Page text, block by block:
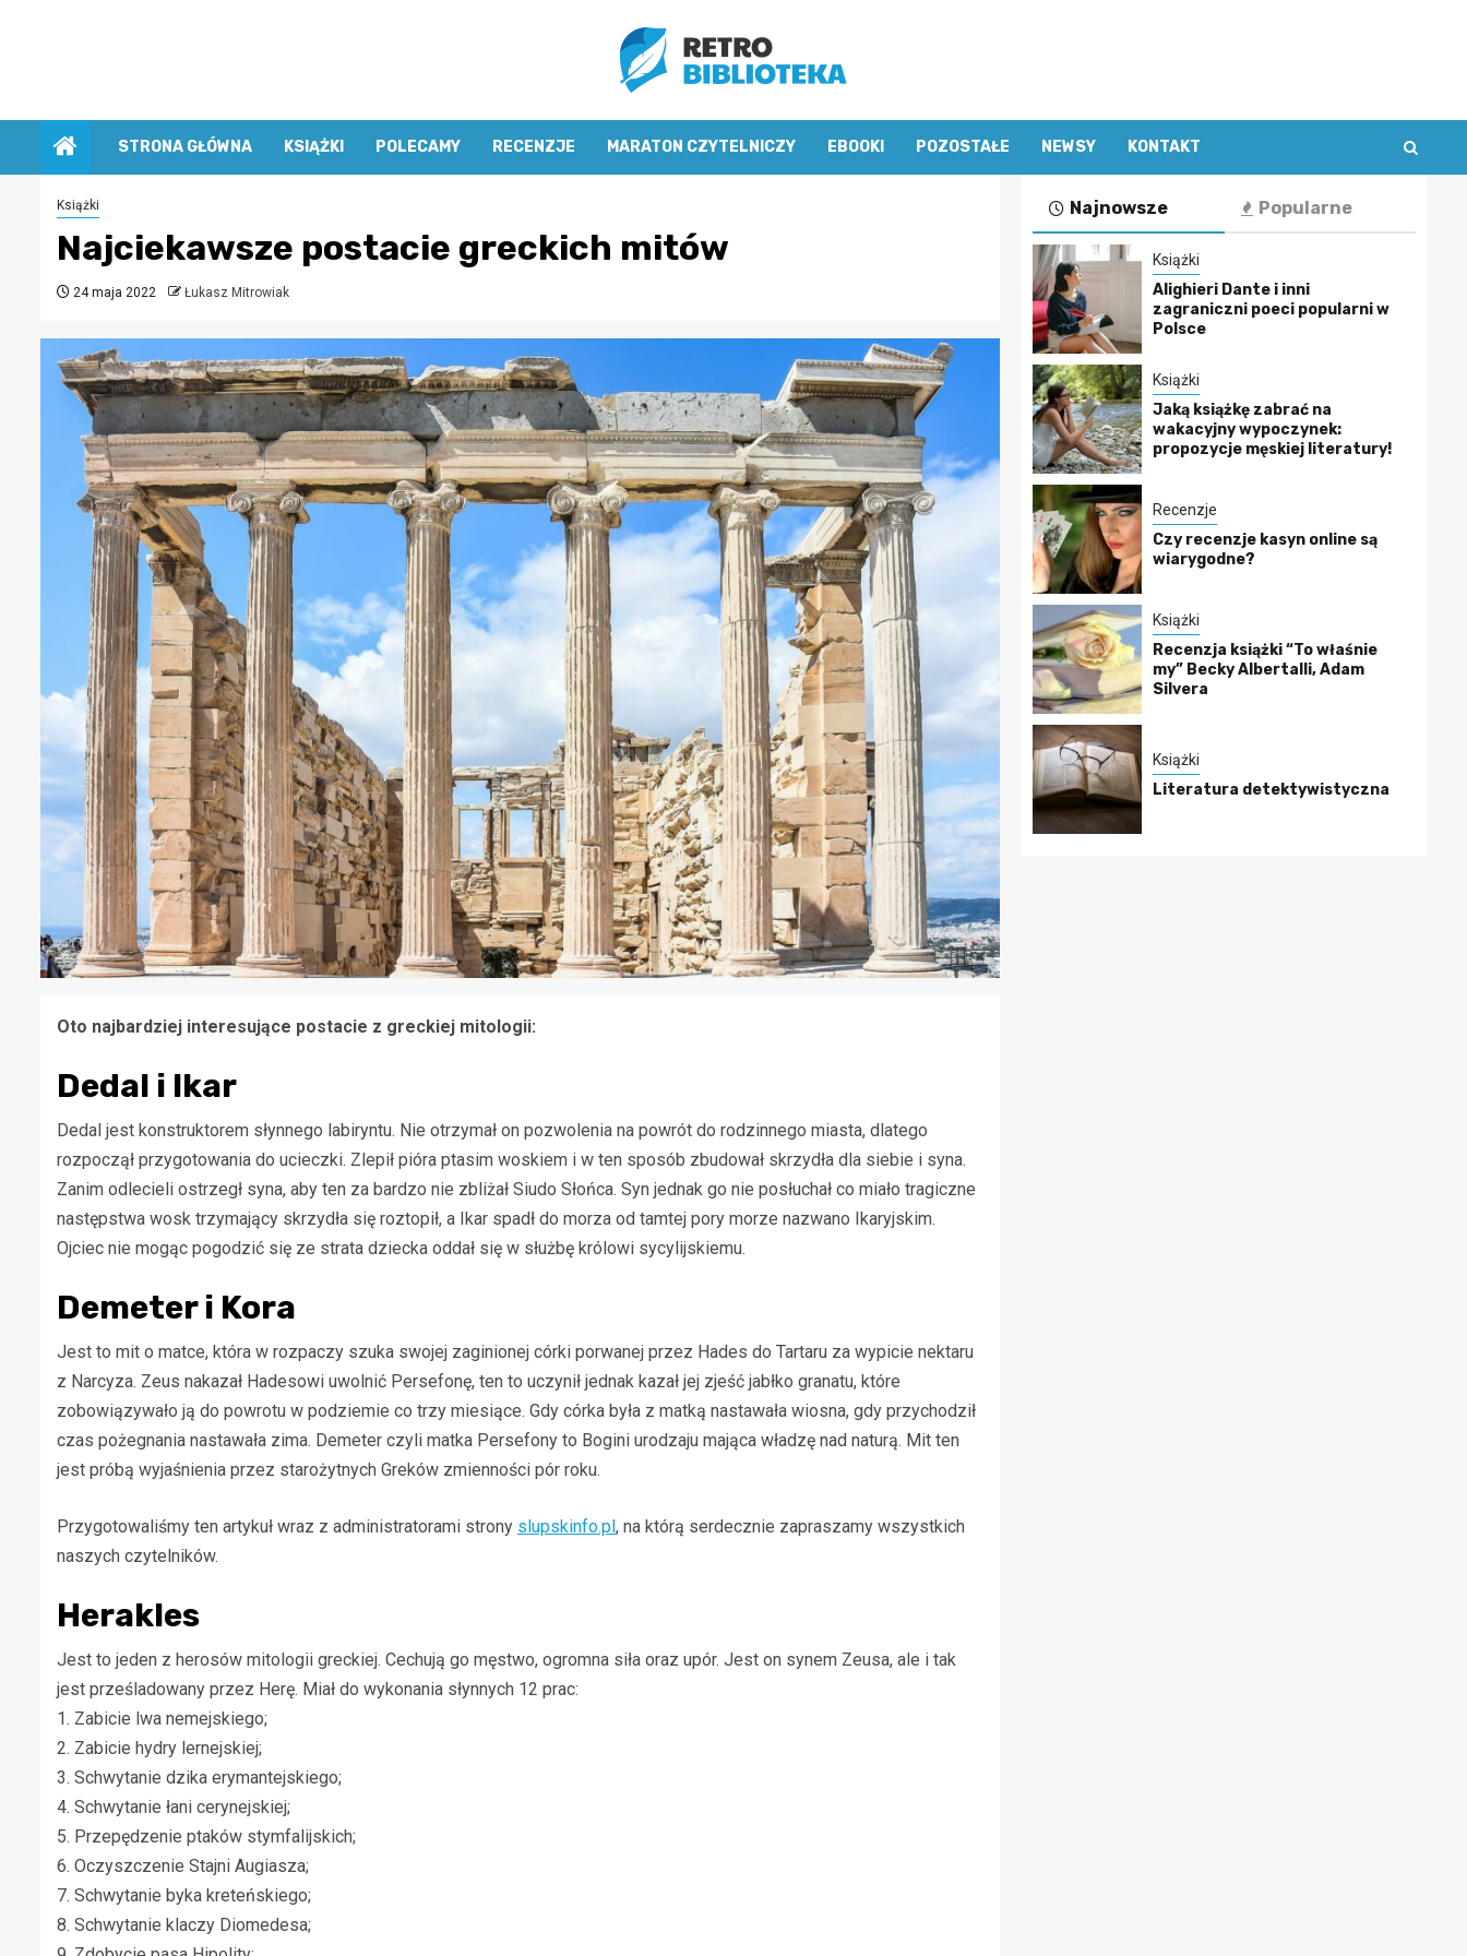
STRONA GŁÓWNA KSIĄŻKI POLECAMY RECENZJE MARATON CZYTELNICZY EBOOKI POZOSTAŁE NEWSY KONTAKT
Książki
Najciekawsze postacie greckich mitów
24 maja 2022 Łukasz Mitrowiak
Oto najbardziej interesujące postacie z greckiej mitologii:
Dedal i Ikar
Dedal jest konstruktorem słynnego labiryntu. Nie otrzymał on pozwolenia na powrót do rodzinnego miasta, dlatego
rozpoczął przygotowania do ucieczki. Zlepił pióra ptasim woskiem i w ten sposób zbudował skrzydła dla siebie i syna.
Zanim odlecieli ostrzegł syna, aby ten za bardzo nie zbliżał Siudo Słońca. Syn jednak go nie posłuchał co miało tragiczne
następstwa wosk trzymający skrzydła się roztopił, a Ikar spadł do morza od tamtej pory morze nazwano Ikaryjskim.
Ojciec nie mogąc pogodzić się ze strata dziecka oddał się w służbę królowi sycylijskiemu.
Demeter i Kora
Jest to mit o matce, która w rozpaczy szuka swojej zaginionej córki porwanej przez Hades do Tartaru za wypicie nektaru
z Narcyza. Zeus nakazał Hadesowi uwolnić Persefonę, ten to uczynił jednak kazał jej zjeść jabłko granatu, które
zobowiązywało ją do powrotu w podziemie co trzy miesiące. Gdy córka była z matką nastawała wiosna, gdy przychodził
czas pożegnania nastawała zima. Demeter czyli matka Persefony to Bogini urodzaju mająca władzę nad naturą. Mit ten
jest próbą wyjaśnienia przez starożytnych Greków zmienności pór roku.
Przygotowaliśmy ten artykuł wraz z administratorami strony slupskinfo.pl , na którą serdecznie zapraszamy wszystkich
naszych czytelników.
Herakles
Jest to jeden z herosów mitologii greckiej. Cechują go męstwo, ogromna siła oraz upór. Jest on synem Zeusa, ale i tak
jest prześladowany przez Herę. Miał do wykonania słynnych 12 prac:
1. Zabicie lwa nemejskiego;
2. Zabicie hydry lernejskiej;
3. Schwytanie dzika erymantejskiego;
4. Schwytanie łani cerynejskiej;
5. Przepędzenie ptaków stymfalijskich;
6. Oczyszczenie Stajni Augiasza;
7. Schwytanie byka kreteńskiego;
8. Schwytanie klaczy Diomedesa;
Najnowsze Popularne
Książki
Alighieri Dante i inni
zagraniczni poeci popularni w
Polsce
Książki
Jaką książkę zabrać na
wakacyjny wypoczynek:
propozycje męskiej literatury!
Recenzje
Czy recenzje kasyn online są
wiarygodne?
Książki
Recenzja książki “To właśnie
my” Becky Albertalli, Adam
Silvera
Książki
Literatura detektywistyczna